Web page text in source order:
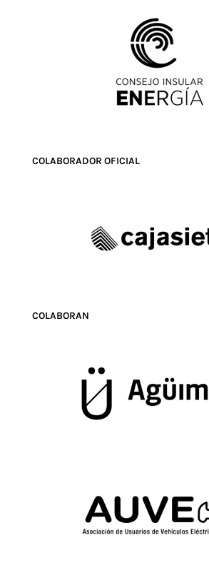
COLABORADOR OFICIAL
COLABORAN